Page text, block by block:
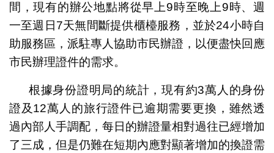
間，現有的辦公地點將從早上9時至晚上9時、週
一至週日7天無間斷提供櫃檯服務，並於24小時自
助服務區，派駐專人協助市民辦證，以便盡快回應
市民辦理證件的需求。
根據身份證明局的統計，現有約3萬人的身份
證及12萬人的旅行證件已逾期需要更換，雖然透
過內部人手調配，每日的辦證量相對過往已經增加
了三成，但是仍難在短期內應對顯著增加的換證需